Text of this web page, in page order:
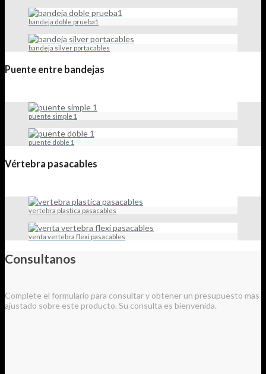
bandeja doble prueba1
bandeja silver portacables
Puente entre bandejas
puente simple 1
puente doble 1
Vértebra pasacables
vertebra plastica pasacables
venta vertebra flexi pasacables
Consultanos
Complete el formulario para consultar y obtener un presupuesto mas
ajustado sobre este producto. Su consulta es bienvenida.